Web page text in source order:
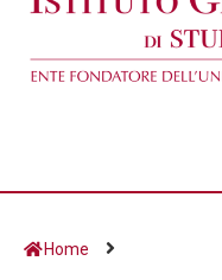
Home